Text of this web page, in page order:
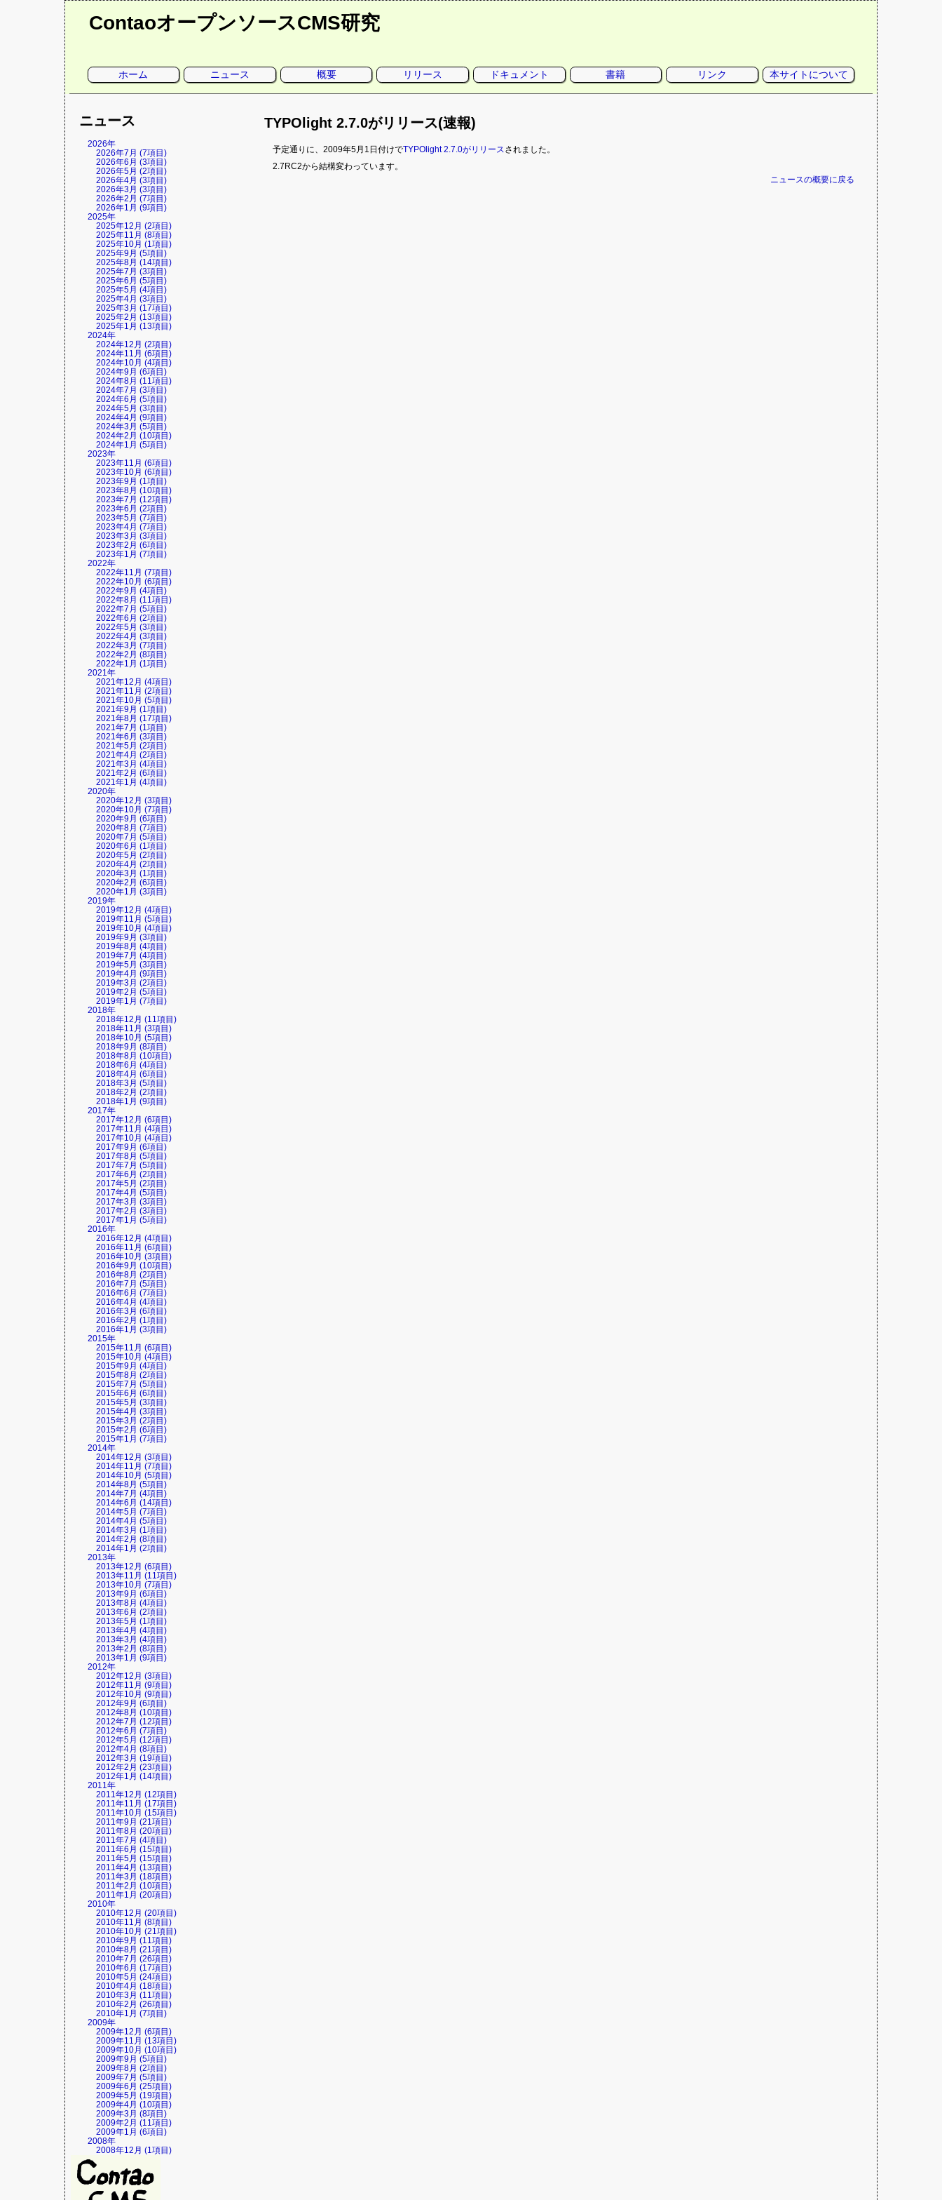
ContaoオープンソースCMS研究
ー
ホーム ニュース 概要 リリース ドキュメント 書籍 リンク 本サイトについて
TYPOlight 2.7.0がリリース(速報)
予定通りに、2009年5月1日付けでTYPOlight 2.7.0がリリースされました。
2.7RC2から結構変わっています。
ニュースの概要に戻る
ニュース
2026年
2026年7月 (7項目)
2026年6月 (3項目)
2026年5月 (2項目)
2026年4月 (3項目)
2026年3月 (3項目)
2026年2月 (7項目)
2026年1月 (9項目)
2025年
2025年12月 (2項目)
2025年11月 (8項目)
2025年10月 (1項目)
2025年9月 (5項目)
2025年8月 (14項目)
2025年7月 (3項目)
2025年6月 (5項目)
2025年5月 (4項目)
2025年4月 (3項目)
2025年3月 (17項目)
2025年2月 (13項目)
2025年1月 (13項目)
2024年
2024年12月 (2項目)
2024年11月 (6項目)
2024年10月 (4項目)
2024年9月 (6項目)
2024年8月 (11項目)
2024年7月 (3項目)
2024年6月 (5項目)
2024年5月 (3項目)
2024年4月 (9項目)
2024年3月 (5項目)
2024年2月 (10項目)
2024年1月 (5項目)
2023年
2023年11月 (6項目)
2023年10月 (6項目)
2023年9月 (1項目)
2023年8月 (10項目)
2023年7月 (12項目)
2023年6月 (2項目)
2023年5月 (7項目)
2023年4月 (7項目)
2023年3月 (3項目)
2023年2月 (6項目)
2023年1月 (7項目)
2022年
2022年11月 (7項目)
2022年10月 (6項目)
2022年9月 (4項目)
2022年8月 (11項目)
2022年7月 (5項目)
2022年6月 (2項目)
2022年5月 (3項目)
2022年4月 (3項目)
2022年3月 (7項目)
2022年2月 (8項目)
2022年1月 (1項目)
2021年
2021年12月 (4項目)
2021年11月 (2項目)
2021年10月 (5項目)
2021年9月 (1項目)
2021年8月 (17項目)
2021年7月 (1項目)
2021年6月 (3項目)
2021年5月 (2項目)
2021年4月 (2項目)
2021年3月 (4項目)
2021年2月 (6項目)
2021年1月 (4項目)
2020年
2020年12月 (3項目)
2020年10月 (7項目)
2020年9月 (6項目)
2020年8月 (7項目)
2020年7月 (5項目)
2020年6月 (1項目)
2020年5月 (2項目)
2020年4月 (2項目)
2020年3月 (1項目)
2020年2月 (6項目)
2020年1月 (3項目)
2019年
2019年12月 (4項目)
2019年11月 (5項目)
2019年10月 (4項目)
2019年9月 (3項目)
2019年8月 (4項目)
2019年7月 (4項目)
2019年5月 (3項目)
2019年4月 (9項目)
2019年3月 (2項目)
2019年2月 (5項目)
2019年1月 (7項目)
2018年
2018年12月 (11項目)
2018年11月 (3項目)
2018年10月 (5項目)
2018年9月 (8項目)
2018年8月 (10項目)
2018年6月 (4項目)
2018年4月 (6項目)
2018年3月 (5項目)
2018年2月 (2項目)
2018年1月 (9項目)
2017年
2017年12月 (6項目)
2017年11月 (4項目)
2017年10月 (4項目)
2017年9月 (6項目)
2017年8月 (5項目)
2017年7月 (5項目)
2017年6月 (2項目)
2017年5月 (2項目)
2017年4月 (5項目)
2017年3月 (3項目)
2017年2月 (3項目)
2017年1月 (5項目)
2016年
2016年12月 (4項目)
2016年11月 (6項目)
2016年10月 (3項目)
2016年9月 (10項目)
2016年8月 (2項目)
2016年7月 (5項目)
2016年6月 (7項目)
2016年4月 (4項目)
2016年3月 (6項目)
2016年2月 (1項目)
2016年1月 (3項目)
2015年
2015年11月 (6項目)
2015年10月 (4項目)
2015年9月 (4項目)
2015年8月 (2項目)
2015年7月 (5項目)
2015年6月 (6項目)
2015年5月 (3項目)
2015年4月 (3項目)
2015年3月 (2項目)
2015年2月 (6項目)
2015年1月 (7項目)
2014年
2014年12月 (3項目)
2014年11月 (7項目)
2014年10月 (5項目)
2014年8月 (5項目)
2014年7月 (4項目)
2014年6月 (14項目)
2014年5月 (7項目)
2014年4月 (5項目)
2014年3月 (1項目)
2014年2月 (8項目)
2014年1月 (2項目)
2013年
2013年12月 (6項目)
2013年11月 (11項目)
2013年10月 (7項目)
2013年9月 (6項目)
2013年8月 (4項目)
2013年6月 (2項目)
2013年5月 (1項目)
2013年4月 (4項目)
2013年3月 (4項目)
2013年2月 (8項目)
2013年1月 (9項目)
2012年
2012年12月 (3項目)
2012年11月 (9項目)
2012年10月 (9項目)
2012年9月 (6項目)
2012年8月 (10項目)
2012年7月 (12項目)
2012年6月 (7項目)
2012年5月 (12項目)
2012年4月 (8項目)
2012年3月 (19項目)
2012年2月 (23項目)
2012年1月 (14項目)
2011年
2011年12月 (12項目)
2011年11月 (17項目)
2011年10月 (15項目)
2011年9月 (21項目)
2011年8月 (20項目)
2011年7月 (4項目)
2011年6月 (15項目)
2011年5月 (15項目)
2011年4月 (13項目)
2011年3月 (18項目)
2011年2月 (10項目)
2011年1月 (20項目)
2010年
2010年12月 (20項目)
2010年11月 (8項目)
2010年10月 (21項目)
2010年9月 (11項目)
2010年8月 (21項目)
2010年7月 (26項目)
2010年6月 (17項目)
2010年5月 (24項目)
2010年4月 (18項目)
2010年3月 (11項目)
2010年2月 (26項目)
2010年1月 (7項目)
2009年
2009年12月 (6項目)
2009年11月 (13項目)
2009年10月 (10項目)
2009年9月 (5項目)
2009年8月 (2項目)
2009年7月 (5項目)
2009年6月 (25項目)
2009年5月 (19項目)
2009年4月 (10項目)
2009年3月 (8項目)
2009年2月 (11項目)
2009年1月 (6項目)
2008年
2008年12月 (1項目)